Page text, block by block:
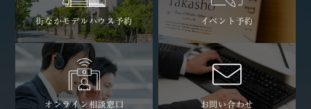
街なかモデルハウス予約 イベント予約
オンライン相談窓口 お問い合わせ